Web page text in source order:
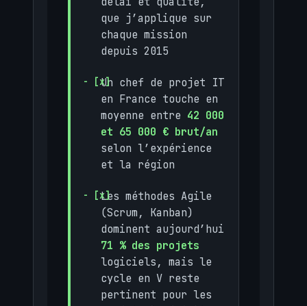
que j’applique sur
chaque mission
depuis 2015
Un chef de projet IT
en France touche en
moyenne entre 42 000
et 65 000 € brut/an
selon l’expérience
et la région
Les méthodes Agile
(Scrum, Kanban)
dominent aujourd’hui
71 % des projets
logiciels, mais le
cycle en V reste
pertinent pour les